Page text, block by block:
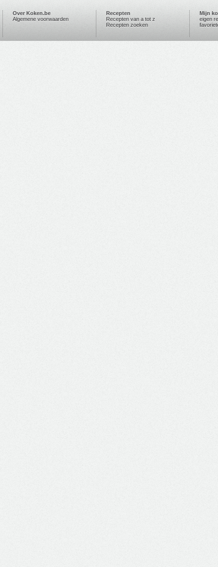
Over Koken.be
Algemene voorwaarden
Recepten
Recepten van a tot z
Recepten zoeken
Mijn
eigen